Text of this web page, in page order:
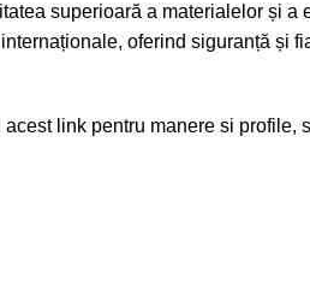
superioară a materialelor și
oferind siguranță și
acest link pentru manere si profile,